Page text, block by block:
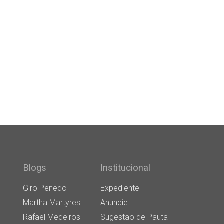
Blogs
Giro Penedo
Martha Martyres
Rafael Medeiros
Institucional
Expediente
Anuncie
Sugestão de Pauta